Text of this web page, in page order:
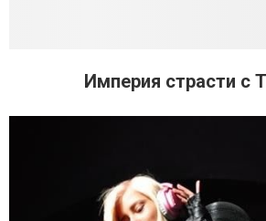
Империя страсти с